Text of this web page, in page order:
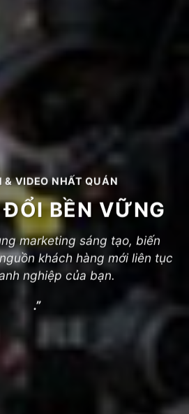
& VIDEO NHẤT QUÁN
BỀN VỮNG
marketing sáng tạo, biến
khách hàng mới liên tục
nghiệp của bạn.
.”